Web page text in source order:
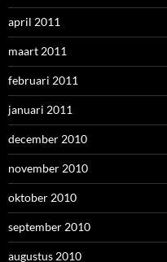
april 2011
maart 2011
februari 2011
januari 2011
december 2010
november 2010
oktober 2010
september 2010
augustus 2010